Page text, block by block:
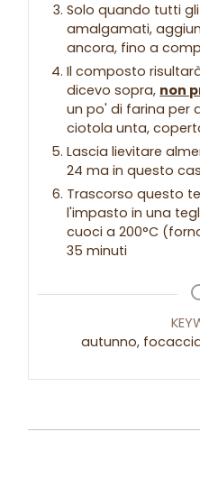
Solo quando tutti
amalgamati,
ancora, fino a
Il composto
dicevo sopra, non
un po' di farina per
ciotola unta,
Lascia lievitare
24 ma in questo
Trascorso questo
l'impasto in una
cuoci a 200°C
35 minuti
autunno,